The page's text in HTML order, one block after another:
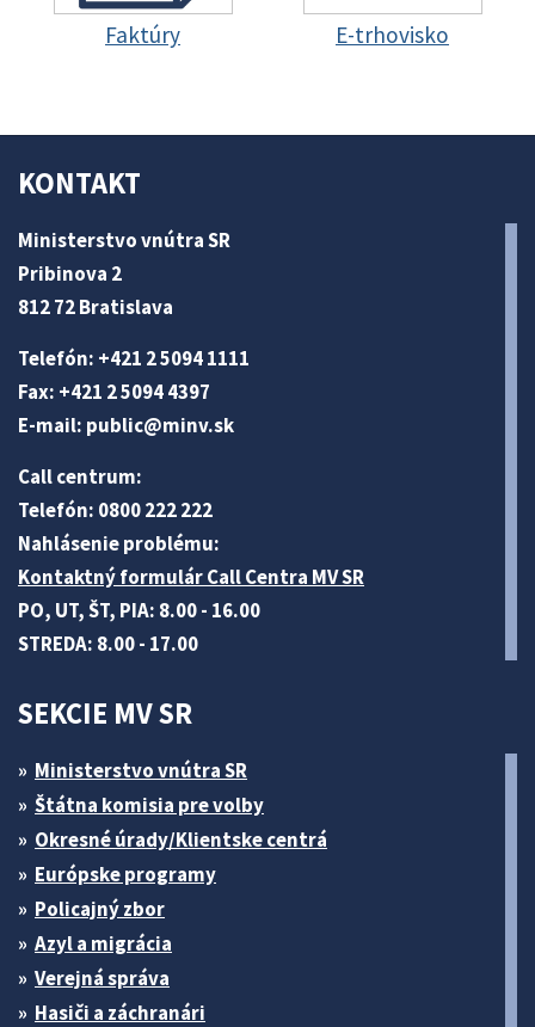
Faktúry E-trhovisko
KONTAKT
Ministerstvo vnútra SR
Pribinova 2
812 72 Bratislava
Telefón: +421 2 5094 1111
Fax: +421 2 5094 4397
E-mail: public@minv.sk
Call centrum:
Telefón: 0800 222 222
Nahlásenie problému:
Kontaktný formulár Call Centra MV SR
PO, UT, ŠT, PIA: 8.00 - 16.00
STREDA: 8.00 - 17.00
SEKCIE MV SR
Ministerstvo vnútra SR
Štátna komisia pre volby
Okresné úrady/Klientske centrá
Európske programy
Policajný zbor
Azyl a migrácia
Verejná správa
Hasiči a záchranári